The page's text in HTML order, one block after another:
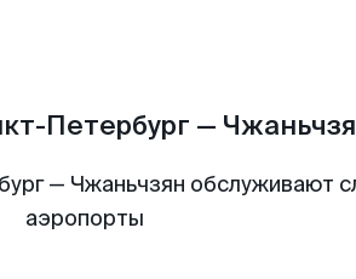
Петербург —
— Чжаньчзян обслуживают
аэропорты